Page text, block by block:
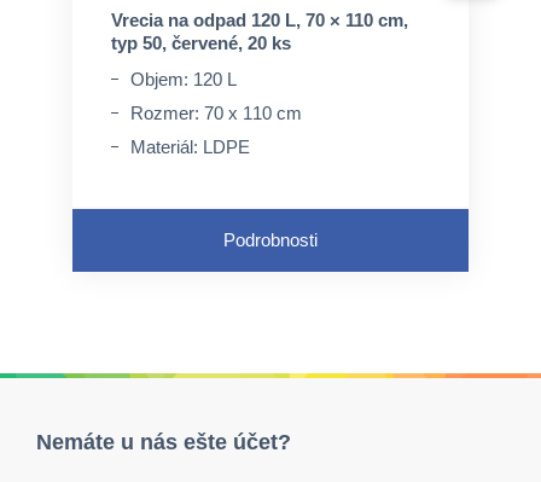
Vrecia na odpad 120 L, 70 × 110 cm,
typ 50, červené, 20 ks
Objem: 120 L
Rozmer: 70 x 110 cm
Materiál: LDPE
Podrobnosti
Nemáte u nás ešte účet?